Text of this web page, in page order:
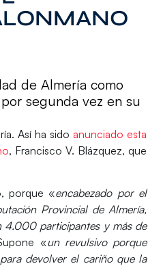
de Almería como
segunda vez en su
. Así ha sido anunciado esta
, Francisco V. Blázquez, que
porque «encabezado por el
Provincial de Almería,
4.000 participantes y más de
«un revulsivo porque
devolver el cariño que la